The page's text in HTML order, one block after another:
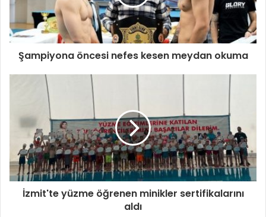
Şampiyona öncesi nefes kesen meydan okuma
İzmit'te yüzme öğrenen minikler sertifikalarını
aldı